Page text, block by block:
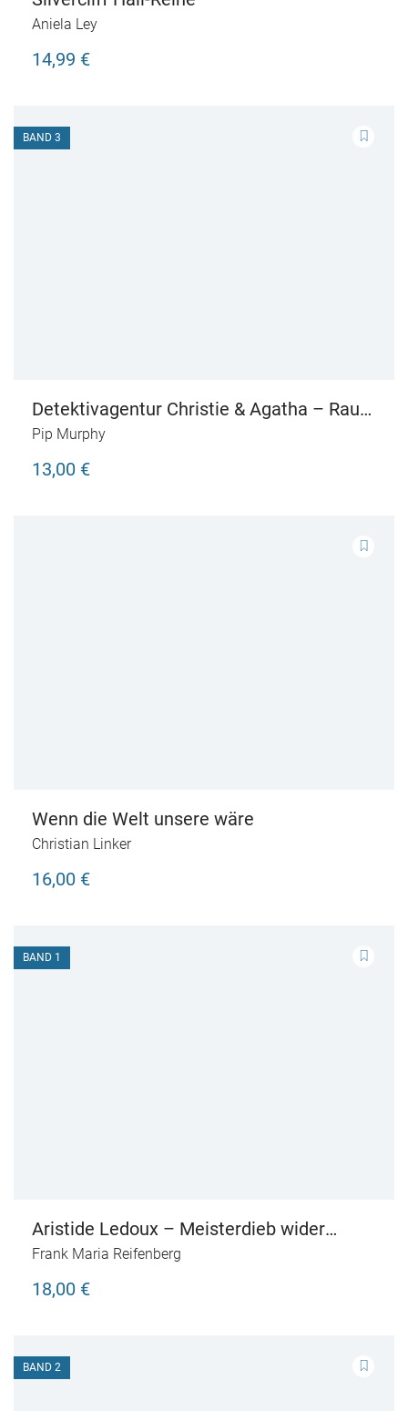
Aniela Ley
14,99 €
BAND 3
Detektivagentur Christie & Agatha – Raub
im Wüstensand
Pip Murphy
13,00 €
Wenn die Welt unsere wäre
Christian Linker
16,00 €
BAND 1
Aristide Ledoux – Meisterdieb wider
Willen
Frank Maria Reifenberg
18,00 €
BAND 2